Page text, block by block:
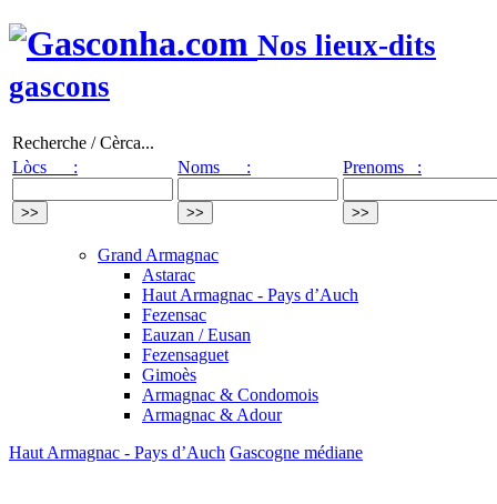
Nos lieux-dits
gascons
Recherche / Cèrca...
Lòcs :
Noms : Prenoms :
Grand Armagnac
Astarac
Haut Armagnac - Pays d’Auch
Fezensac
Eauzan / Eusan
Fezensaguet
Gimoès
Armagnac & Condomois
Armagnac & Adour
Haut Armagnac - Pays d’Auch Gascogne médiane